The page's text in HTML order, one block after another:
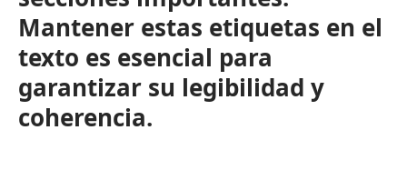
Mantener estas etiquetas en el
texto es esencial para
garantizar su legibilidad y
coherencia.